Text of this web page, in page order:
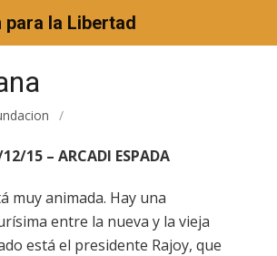
para la Libertad
/
15 – ARCADI ESPADA
muy animada. Hay una
entre la nueva y la vieja
está el presidente Rajoy, que